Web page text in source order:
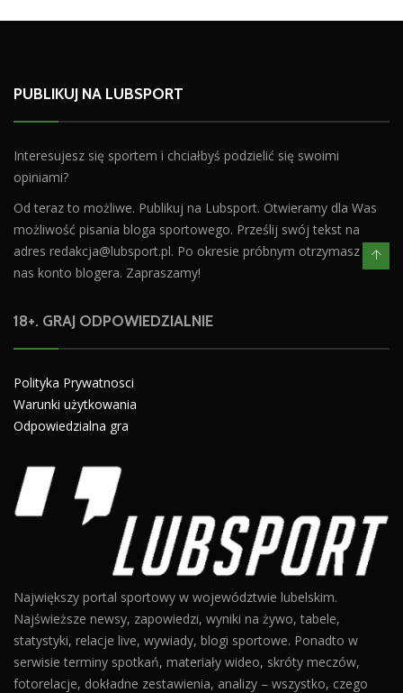
PUBLIKUJ NA LUBSPORT
Interesujesz się sportem i chciałbyś podzielić się swoimi
opiniami?
Od teraz to możliwe. Publikuj na Lubsport. Otwieramy dla Was
możliwość pisania bloga sportowego. Prześlij swój tekst na
adres redakcja@lubsport.pl. Po okresie próbnym otrzymasz od
nas konto blogera. Zapraszamy!
18+. GRAJ ODPOWIEDZIALNIE
Polityka Prywatnosci
Warunki użytkowania
Odpowiedzialna gra
Największy portal sportowy w województwie lubelskim.
Najświeższe newsy, zapowiedzi, wyniki na żywo, tabele,
statystyki, relacje live, wywiady, blogi sportowe. Ponadto w
serwisie terminy spotkań, materiały wideo, skróty meczów,
fotorelacje, dokładne zestawienia, analizy – wszystko, czego